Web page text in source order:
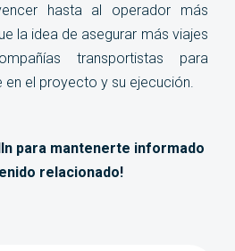
hasta al operador más
la idea de asegurar más viajes
transportistas para
el proyecto y su ejecución.
para mantenerte informado
relacionado!